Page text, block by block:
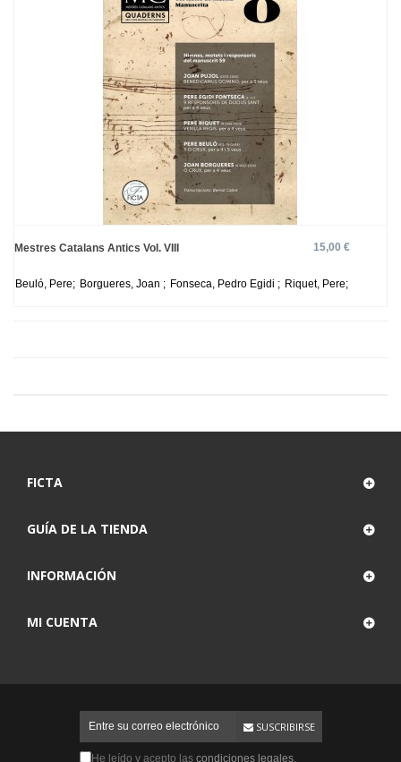
Mestres Catalans Antics Vol. VIII 15,00 €
Beuló, Pere; Borgueres, Joan ; Fonseca, Pedro Egidi ; Riquet, Pere;
FICTA
GUÍA DE LA TIENDA
INFORMACIÓN
MI CUENTA
SUSCRIBIRSE
He leído y acepto las condiciones legales.